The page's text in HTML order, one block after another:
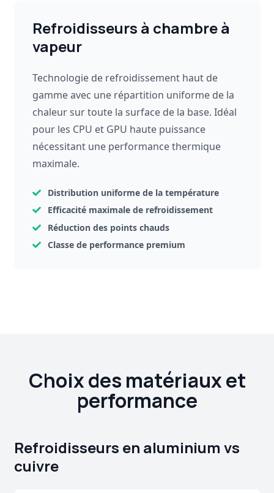
Refroidisseurs à chambre à
vapeur
Technologie de refroidissement haut de
gamme avec une répartition uniforme de la
chaleur sur toute la surface de la base. Idéal
pour les CPU et GPU haute puissance
nécessitant une performance thermique
maximale.
Distribution uniforme de la température
Efficacité maximale de refroidissement
Réduction des points chauds
Classe de performance premium
Choix des matériaux et
performance
Refroidisseurs en aluminium vs
cuivre